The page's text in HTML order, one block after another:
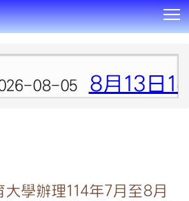
08-05 8月13日
學辦理114年7月至8月